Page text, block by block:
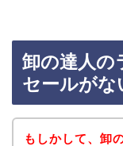
卸の達人の
セールがな
もしかして、卸